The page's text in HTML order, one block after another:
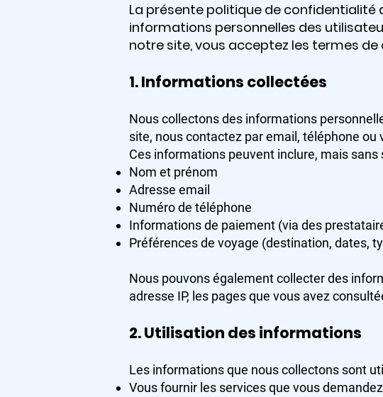
La présente politique de confidentialité
informations personnelles des
notre site, vous acceptez les termes
1. Informations collectées
Nous collectons des informations
site, nous contactez par email, téléphone
Ces informations peuvent inclure, mais sans
Nom et prénom
Adresse email
Numéro de téléphone
Informations de paiement (via des
Préférences de voyage (destination, dates,
Nous pouvons également collecter des
adresse IP, les pages que vous avez
2. Utilisation des informations
Les informations que nous collectons sont
Vous fournir les services que vous